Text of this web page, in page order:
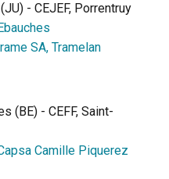
- CEJEF, Porrentruy
SA, Tramelan
(BE) - CEFF, Saint-
Camille Piquerez